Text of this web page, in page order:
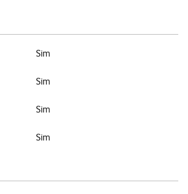
Sim
Sim
Sim
Sim